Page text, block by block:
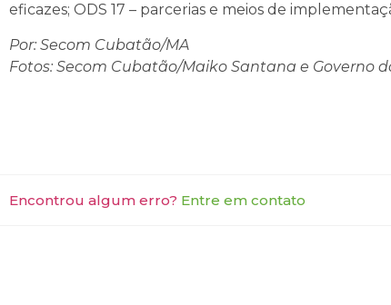
eficazes; ODS 17 – parcerias e meios de
Por: Secom Cubatão/MA
Fotos: Secom Cubatão/Maiko Santana e Governo
Encontrou algum erro? Entre em contato